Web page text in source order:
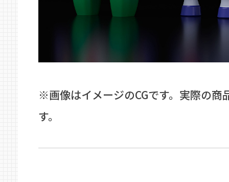
※画像はイメージのCGです。実際の商
す。